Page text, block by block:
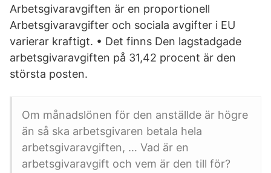
Arbetsgivaravgiften är en proportionell
Arbetsgivaravgifter och sociala avgifter i EU
varierar kraftigt. • Det finns Den lagstadgade
arbetsgivaravgiften på 31,42 procent är den
största posten.
Om månadslönen för den anställde är högre
än så ska arbetsgivaren betala hela
arbetsgivaravgiften, … Vad är en
arbetsgivaravgift och vem är den till för?